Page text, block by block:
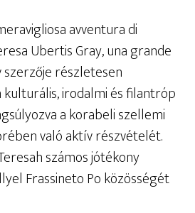
avventura di
Ubertis Gray, una grande
szerzője részletesen
irodalmi és filantróp
a korabeli szellemi
való aktív részvételét.
számos jótékony
Frassineto Po közösségét